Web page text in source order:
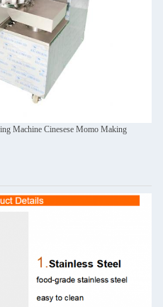
Machine Cinesese Momo Making